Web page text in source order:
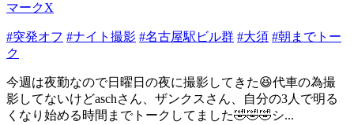
マークX
#突発オフ #ナイト撮影 #名古屋駅ビル群 #大須 #朝までトー
ク
今週は夜勤なので日曜日の夜に撮影してきた😆代車の為撮
影してないけどaschさん、ザンクスさん、自分の3人で明る
くなり始める時間までトークしてました🤣🤣🤣シ...